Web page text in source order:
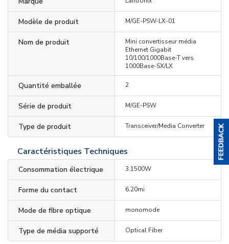
Modèle de produit M/GE-PSW-LX-01
Nom de produit
Mini convertisseur média
Ethernet Gigabit
10/100/1000Base-T vers
1000Base-SX/LX
Quantité emballée 2
Série de produit M/GE-PSW
Type de produit Transceiver/Media Converter
Caractéristiques Techniques
Consommation électrique 3.1500W
Forme du contact 6.20mi
Mode de fibre optique monomode
Type de média supporté Optical Fiber